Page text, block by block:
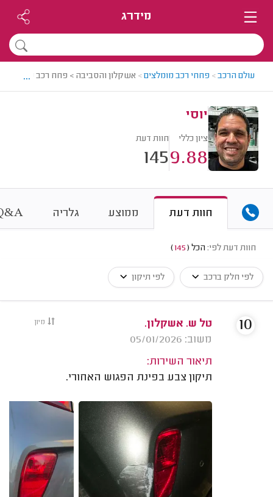
מידרג
עולם הרכב> פחחי רכב מומלצים> אשקלון והסביבה > פחח רכב מומלץ -
...
יוסי
ציון כללי
9.88
חוות דעת
145
חוות דעת ממוצע גלריה &A
חוות דעת לפי: הכל (
145
)
לפי חלק ברכב לפי תיקון
מיון
טל ש. אשקלון.
משוב: 05/01/2026
תיאור השירות:
תיקון צבע בפינת הפגוש האחורי.
10